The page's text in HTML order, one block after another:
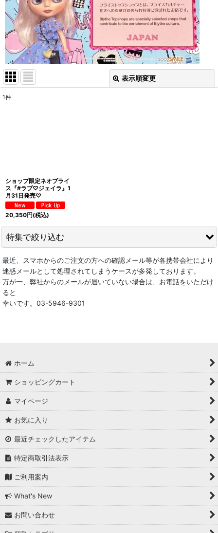
表示順変更
1件
ショップ限定ネオブライ
ス『#ラブ♡ジェイラ』1
月31日発売♡
20,350円(税込)
特集で絞り込む
★★スペシャルセール会場★★
☆レトロ雑貨☆
ブライスドール｜ブライス正規取扱店
ステーショナリー
本・雑誌・専門書
ポーチ＆巾着袋
その他の商品（いろいろあります）
最近、スマホからのご注文の方への確認メール等が各携帯会社により
迷惑メールとして処理されてしまうケースが多発しております。
万が一、弊社からのメールが届いていない場合は、お電話をいただけ
ると
幸いです。03-5946-9301
ホーム
ショッピングカート
マイページ
お気に入り
最近チェックしたアイテム
特定商取引法表示
ご利用案内
What's New
お問い合わせ